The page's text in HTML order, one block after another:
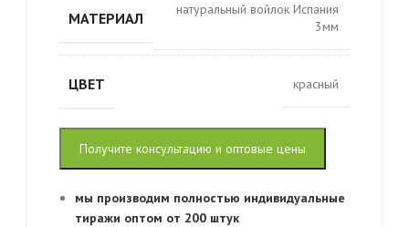
МАТЕРИАЛ
натуральный войлок Испания
3мм
ЦВЕТ красный
Получите консультацию и оптовые цены
мы производим полностью индивидуальные
тиражи оптом от 200 штук